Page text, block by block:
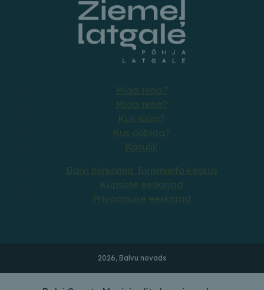
Mida teha?
Mida teha?
Kus ööbida?
Kasulik
Balvi piirkonna Turismiinfo keskus
Küpsiste eeskirjad
Privaatsuse eeskirjad
2026, Balvu novads